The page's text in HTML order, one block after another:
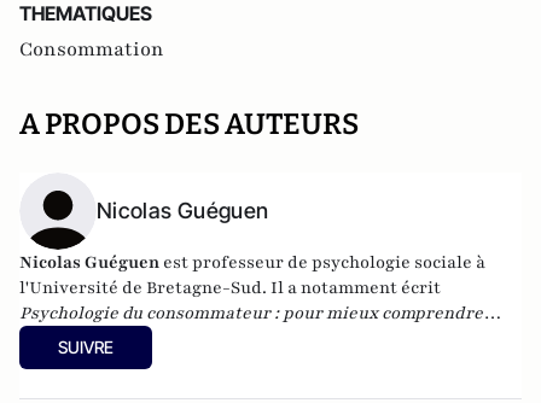
THEMATIQUES
Consommation
A PROPOS DES AUTEURS
Nicolas Guéguen
Nicolas Guéguen est professeur de psychologie sociale à
l'Université de Bretagne-Sud. Il a notamment écrit
Psychologie du consommateur : pour mieux comprendre
comment on vous influence
SUIVRE